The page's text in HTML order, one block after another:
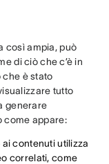
così ampia, può
di ciò che c’è in
che è stato
tutto
generare
come appare:
contenuti utilizza
correlati, come